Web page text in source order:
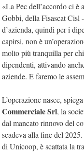
«La Pec dell’accordo ci
Gobbi, della Fisascat Cisl
d’azienda, quindi per i
capirsi, non è
molto più tranquilla per
dipendenti, attivando
aziende. E faremo le
L’operazione nasce, spiega
Commerciale Srl, la
dal mancato rinnovo del
scadeva alla fine del
di Unicoop, è scattata la